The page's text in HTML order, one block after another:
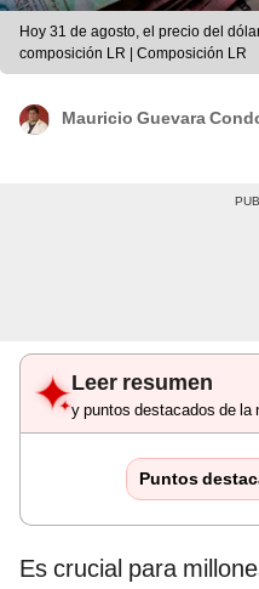
Hoy 31 de agosto, el precio del
composición LR | Composición LR
Mauricio Guevara
Leer resumen
y puntos destacados de la
Puntos
Es crucial para